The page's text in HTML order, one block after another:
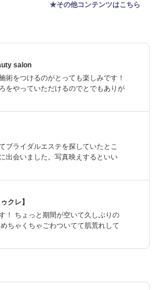
★その他コンテンツはこちら
salon
術をつけるのがとっても楽しみです！
をやっていただけるのでとでもありが
ブライダルエステを探していたとこ
出会いました。写真映えするといい
クレ】
！ ちょっと期間が空いて久しぶりの
ちゃくちゃごわついてて肌荒れして